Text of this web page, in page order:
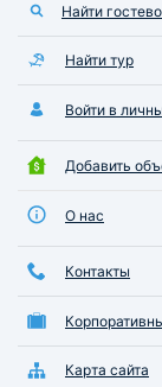
Найти
Найти тур
Войти в
Добавить
О нас
Контакты
Карта сайта